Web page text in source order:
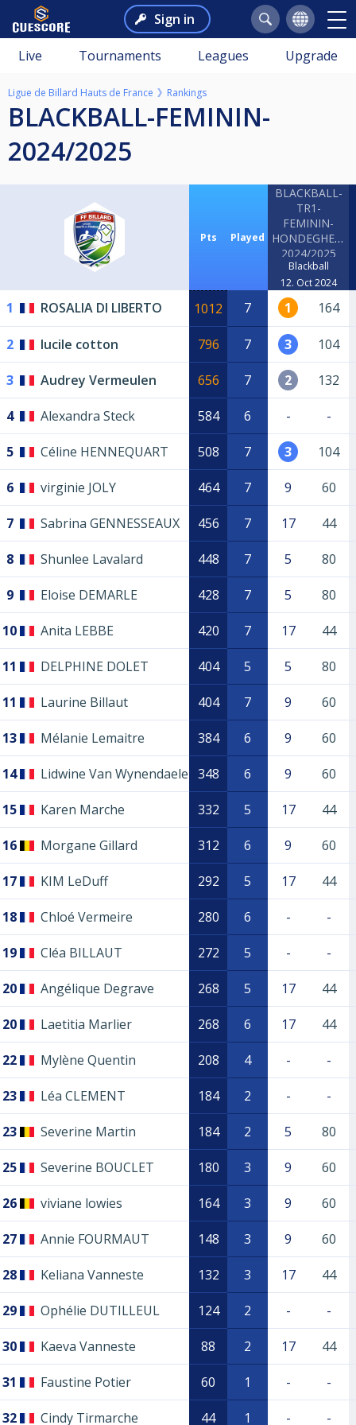
Sign in
Live Tournaments Leagues Upgrade
Ligue de Billard Hauts de France Rankings
BLACKBALL-FEMININ-
2024/2025
Pts Played
BLACKBALL-
TR1-
FEMININ-
HONDEGHEM-
2024/2025
Blackball
12. Oct 2024
1 ROSALIA DI LIBERTO 1012 7 1 164
2 lucile cotton 796 7 3 104
3 Audrey Vermeulen 656 7 2 132
4 Alexandra Steck 584 6 - -
5 Céline HENNEQUART 508 7 3 104
6 virginie JOLY 464 7 9 60
7 Sabrina GENNESSEAUX 456 7 17 44
8 Shunlee Lavalard 448 7 5 80
9 Eloise DEMARLE 428 7 5 80
10 Anita LEBBE 420 7 17 44
11 DELPHINE DOLET 404 5 5 80
11 Laurine Billaut 404 7 9 60
13 Mélanie Lemaitre 384 6 9 60
14 Lidwine Van Wynendaele 348 6 9 60
15 Karen Marche 332 5 17 44
16 Morgane Gillard 312 6 9 60
17 KIM LeDuff 292 5 17 44
18 Chloé Vermeire 280 6 - -
19 Cléa BILLAUT 272 5 - -
20 Angélique Degrave 268 5 17 44
20 Laetitia Marlier 268 6 17 44
22 Mylène Quentin 208 4 - -
23 Léa CLEMENT 184 2 - -
23 Severine Martin 184 2 5 80
25 Severine BOUCLET 180 3 9 60
26 viviane lowies 164 3 9 60
27 Annie FOURMAUT 148 3 9 60
28 Keliana Vanneste 132 3 17 44
29 Ophélie DUTILLEUL 124 2 - -
30 Kaeva Vanneste 88 2 17 44
31 Faustine Potier 60 1 - -
32 Cindy Tirmarche 44 1 - -